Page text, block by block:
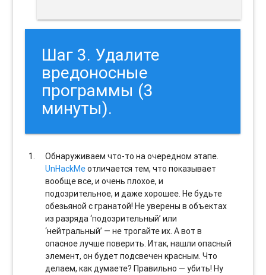
Шаг 3. Удалите
вредоносные
программы (3
минуты).
Обнаруживаем что-то на очередном этапе.
UnHackMeотличается тем, что показывает
вообще все, и очень плохое, и
подозрительное, и даже хорошее. Не будьте
обезьяной с гранатой! Не уверены в объектах
из разряда ‘подозрительный’ или
‘нейтральный’ — не трогайте их. А вот в
опасное лучше поверить. Итак, нашли опасный
элемент, он будет подсвечен красным. Что
делаем, как думаете? Правильно — убить! Ну